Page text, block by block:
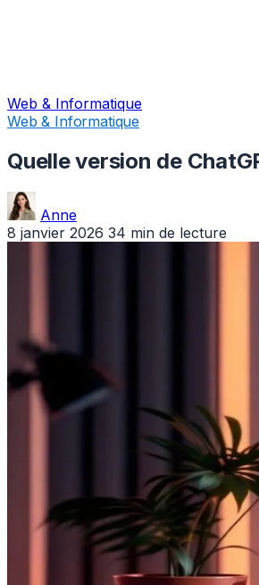
Web & Informatique
Web & Informatique
Quelle version de
Anne
8 janvier 2026 34 min de lecture